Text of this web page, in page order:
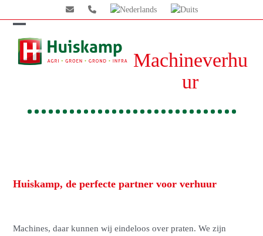
to
Open
mobile
Close
mobile
Machineverhu
ur
Huiskamp, de perfecte partner voor verhuur
Machines, daar kunnen wij eindeloos over praten. We zijn